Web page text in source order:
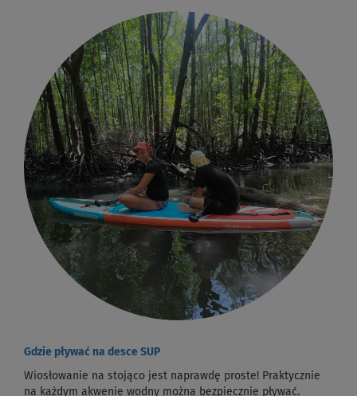
Gdzie pływać na desce SUP
Wiosłowanie na stojąco jest naprawdę proste! Praktycznie
na każdym akwenie wodny można bezpiecznie pływać.